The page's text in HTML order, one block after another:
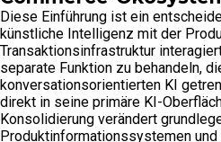
Diese Einführung ist ein
künstliche Intelligenz mit der
Transaktionsinfrastruktur
separate Funktion zu behandeln,
konversationsorientierten KI
direkt in seine primäre KI-
Konsolidierung verändert
Produktinformationssystemen und